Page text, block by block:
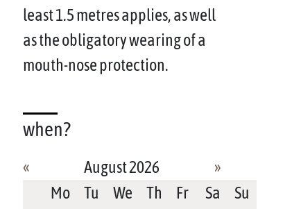
least 1.5 metres applies, as well
as the obligatory wearing of a
mouth-nose protection.
when?
»
«
August 2026
Mo
Tu We Th Fr Sa
Su